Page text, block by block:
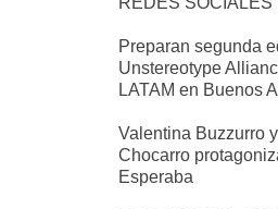
Preparan segunda
Unstereotype
LATAM en Buenos
Valentina Buzzurro
Chocarro
Esperaba